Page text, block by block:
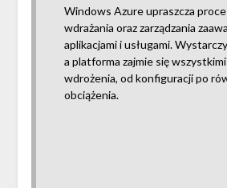
Windows Azure upraszcza
wdrażania oraz zarządzania
aplikacjami i usługami.
a platforma zajmie się
wdrożenia, od konfiguracji po
obciążenia.